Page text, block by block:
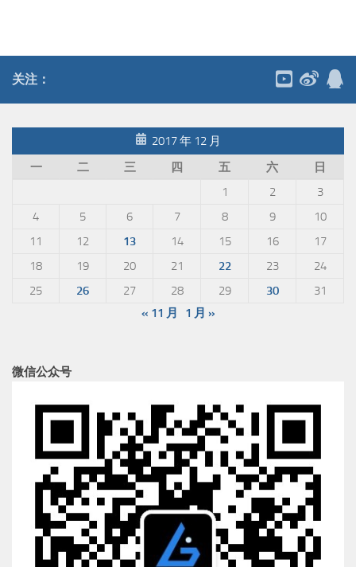
关注：
2017 年 12 月
一
二 三 四 五 六
日
1
2
3
4
5 6 7 8 9
10
11
12 13 14 15 16
17
18
19 20 21 22 23
24
25
26 27 28 29 30
31
« 11 月
1 月 »
微信公众号